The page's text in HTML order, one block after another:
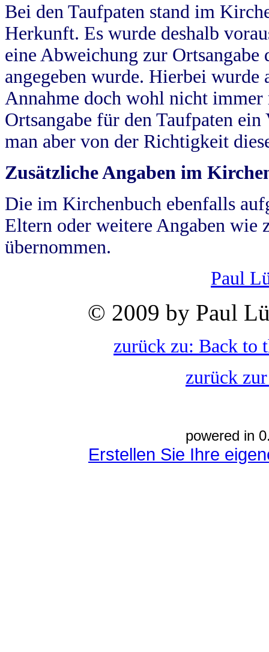
Bei den Taufpaten stand im
Herkunft. Es wurde deshalb
eine Abweichung zur
angegeben wurde. Hierbei wurde
Annahme doch wohl nicht
Ortsangabe für den Taufpaten
man aber von der Richtigkeit
Zusätzliche Angaben im
Die im Kirchenbuch ebenfalls
Eltern oder weitere Angaben wie
übernommen.
Paul
© 2009 by Paul
zurück zu: Back to
zurück
powered in
Erstellen Sie Ihre